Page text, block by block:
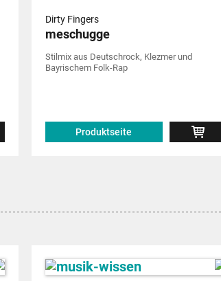
Dirty Fingers
meschugge
Stilmix aus Deutschrock, Klezmer und
Bayrischem Folk-Rap
Produktseite